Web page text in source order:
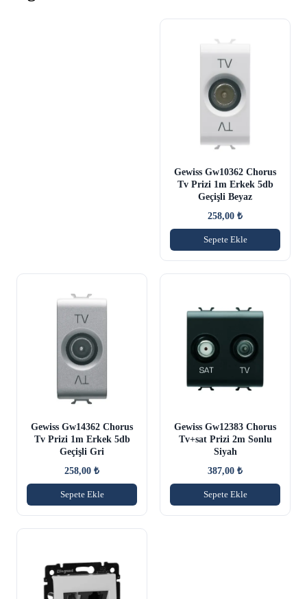
Gewiss Gw10362 Chorus
Tv Prizi 1m Erkek 5db
Geçişli Beyaz
258,00 ₺
Sepete Ekle
Gewiss Gw14362 Chorus
Tv Prizi 1m Erkek 5db
Geçişli Gri
258,00 ₺
Sepete Ekle
Gewiss Gw12383 Chorus
Tv+sat Prizi 2m Sonlu
Siyah
387,00 ₺
Sepete Ekle